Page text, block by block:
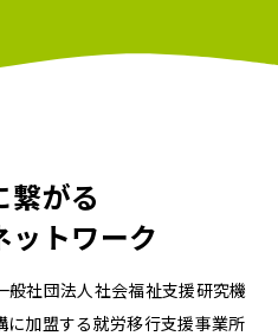
繋がる
ットワーク
社団法人社会福祉支援研究機
加盟する就労移行支援事業所